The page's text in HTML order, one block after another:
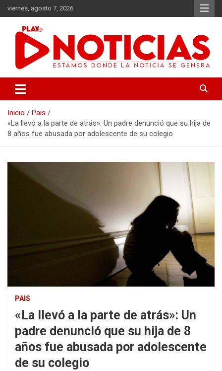
Saltar
al
contenido
viernes, agosto 7, 2026
Play Noticias
Inicio
Pais
«La llevó a la parte de atrás»: Un padre denunció que su hija de
8 años fue abusada por adolescente de su colegio
PAIS
«La llevó a la parte de atrás»: Un
padre denunció que su hija de 8
años fue abusada por adolescente
de su colegio